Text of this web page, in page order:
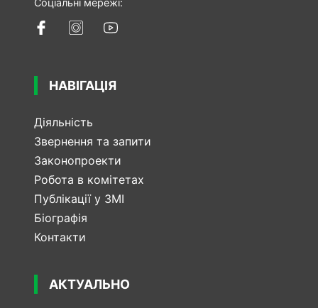
Соціальні мережі:
НАВІГАЦІЯ
Діяльність
Звернення та запити
Законопроекти
Робота в комітетах
Публікації у ЗМІ
Біографія
Контакти
АКТУАЛЬНО